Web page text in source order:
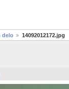
delo 14092012172.jpg